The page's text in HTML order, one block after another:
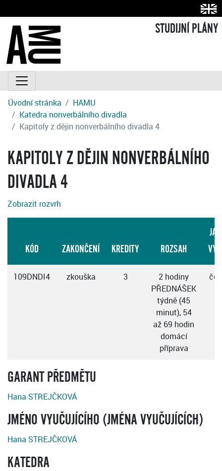
STUDIJNÍ PLÁNY
Úvodní stránka
HAMU
Katedra nonverbálního divadla
Kapitoly z dějin nonverbálního divadla 4
KAPITOLY Z DĚJIN NONVERBÁLNÍHO
DIVADLA 4
Zobrazit rozvrh
KÓD ZAKONČENÍ KREDITY ROZSAH
109DNDI4 zkouška 3
2 hodiny
PŘEDNÁŠEK
týdně (45
minut), 54
až 69 hodin
domácí
příprava
GARANT PŘEDMĚTU
Hana STREJČKOVÁ
JMÉNO VYUČUJÍCÍHO (JMÉNA VYUČUJÍCÍCH)
Hana STREJČKOVÁ
KATEDRA